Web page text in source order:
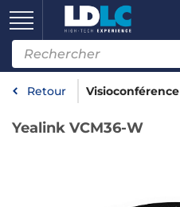
Retour Visioconférence
Yealink VCM36-W